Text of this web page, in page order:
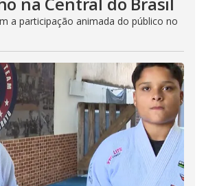
a participação animada do público no